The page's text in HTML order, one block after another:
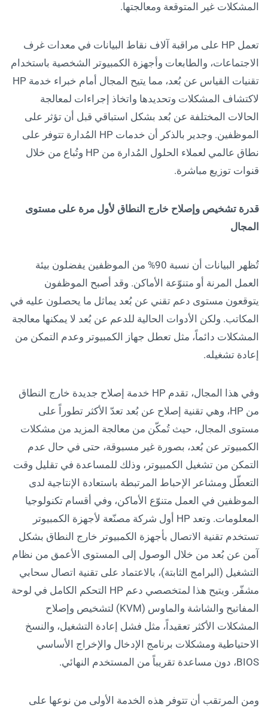
المشكلات غير المتوقعة ومعالجتها.
تعمل HP على مراقبة آلاف نقاط البيانات في معدات غرف
الاجتماعات، والطابعات وأجهزة الكمبيوتر الشخصية باستخدام
تقنيات القياس عن بُعد، مما يتيح المجال أمام خبراء خدمة HP
لاكتشاف المشكلات وتحديدها واتخاذ إجراءات لمعالجة
الحالات المختلفة عن بُعد بشكل استباقي قبل أن تؤثر على
الموظفين. وجدير بالذكر أن خدمات HP المُدارة تتوفر على
نطاق عالمي لعملاء الحلول المُدارة من HP وتُباع من خلال
قنوات توزيع مباشرة.
قدرة تشخيص وإصلاح خارج النطاق لأول مرة على مستوى
المجال
تُظهر البيانات أن نسبة 90% من الموظفين يفضلون بيئة
العمل المرنة أو متنوّعة الأماكن. وقد أصبح الموظفون
يتوقعون مستوى دعم تقني عن بُعد يماثل ما يحصلون عليه في
المكاتب. ولكن الأدوات الحالية للدعم عن بُعد لا يمكنها معالجة
المشكلات دائماً، مثل تعطل جهاز الكمبيوتر وعدم التمكن من
إعادة تشغيله.
وفي هذا المجال، تقدم HP خدمة إصلاح جديدة خارج النطاق
من HP، وهي تقنية إصلاح عن بُعد تعدّ الأكثر تطوراً على
مستوى المجال، حيث تُمكّن من معالجة المزيد من مشكلات
الكمبيوتر عن بُعد، بصورة غير مسبوقة، حتى في حال عدم
التمكن من تشغيل الكمبيوتر، وذلك للمساعدة في تقليل وقت
التعطّل ومشاعر الإحباط المرتبطة باستعادة الإنتاجية لدى
الموظفين في العمل متنوّع الأماكن، وفي أقسام تكنولوجيا
المعلومات. وتعد HP أول شركة مصنّعة لأجهزة الكمبيوتر
تستخدم تقنية الاتصال بأجهزة الكمبيوتر خارج النطاق بشكل
آمن عن بُعد من خلال الوصول إلى المستوى الأعمق من نظام
التشغيل (البرامج الثابتة)، بالاعتماد على تقنية اتصال سحابي
مشفّر. ويتيح هذا لمتخصصي دعم HP التحكم الكامل في لوحة
المفاتيح والشاشة والماوس (KVM) لتشخيص وإصلاح
المشكلات الأكثر تعقيداً، مثل فشل إعادة التشغيل، والنسخ
الاحتياطية ومشكلات برنامج الإدخال والإخراج الأساسي
BIOS، دون مساعدة تقريباً من المستخدم النهائي.
ومن المرتقب أن تتوفر هذه الخدمة الأولى من نوعها على